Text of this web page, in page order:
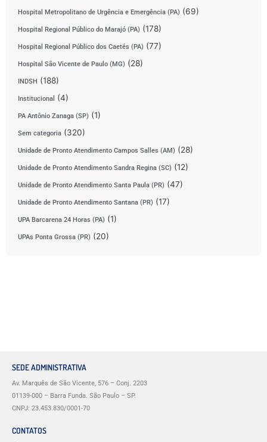
Hospital Metropolitano de Urgência e Emergência (PA) (69)
Hospital Regional Público do Marajó (PA) (178)
Hospital Regional Público dos Caetés (PA) (77)
Hospital São Vicente de Paulo (MG) (28)
INDSH (188)
Institucional (4)
PA Antônio Zanaga (SP) (1)
Sem categoria (320)
Unidade de Pronto Atendimento Campos Salles (AM) (28)
Unidade de Pronto Atendimento Sandra Regina (SC) (12)
Unidade de Pronto Atendimento Santa Paula (PR) (47)
Unidade de Pronto Atendimento Santana (PR) (17)
UPA Barcarena 24 Horas (PA) (1)
UPAs Ponta Grossa (PR) (20)
SEDE ADMINISTRATIVA
Av. Marquês de São Vicente, 576 – Conj. 2203
01139-000 – Barra Funda. São Paulo – SP.
CNPJ: 23.453.830/0001-70
CONTATOS